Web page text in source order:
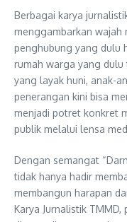
Berbagai karya
menggambarkan wajah
penghubung yang dulu
rumah warga yang
yang layak huni, anak-
penerangan kini bisa
menjadi potret konkret
publik melalui lensa
Dengan semangat
tidak hanya hadir
membangun harapan
Karya Jurnalistik